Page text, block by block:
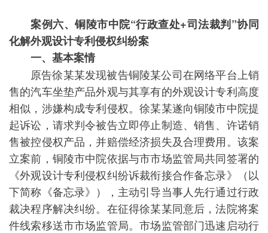
案例六、铜陵市中院“行政查处+司法裁判”协同
化解外观设计专利侵权纠纷案
一、基本案情
原告徐某某发现被告铜陵某公司在网络平台上销
售的汽车坐垫产品外观与其享有的外观设计专利高度
相似，涉嫌构成专利侵权。徐某某遂向铜陵市中院提
起诉讼，请求判令被告立即停止制造、销售、许诺销
售被控侵权产品，并赔偿经济损失及合理费用。该案
立案前，铜陵市中院依据与市市场监管局共同签署的
《外观设计专利侵权纠纷诉裁衔接合作备忘录》（以
下简称《备忘录》），主动引导当事人先行通过行政
裁决程序解决纠纷。在征得徐某某同意后，法院将案
件线索移送市市场监管局。市场监管部门迅速启动行